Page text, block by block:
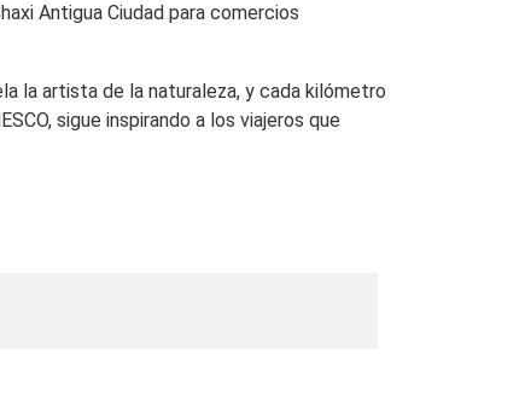
Antigua Ciudad para comercios
la artista de la naturaleza, y cada kilómetro
sigue inspirando a los viajeros que